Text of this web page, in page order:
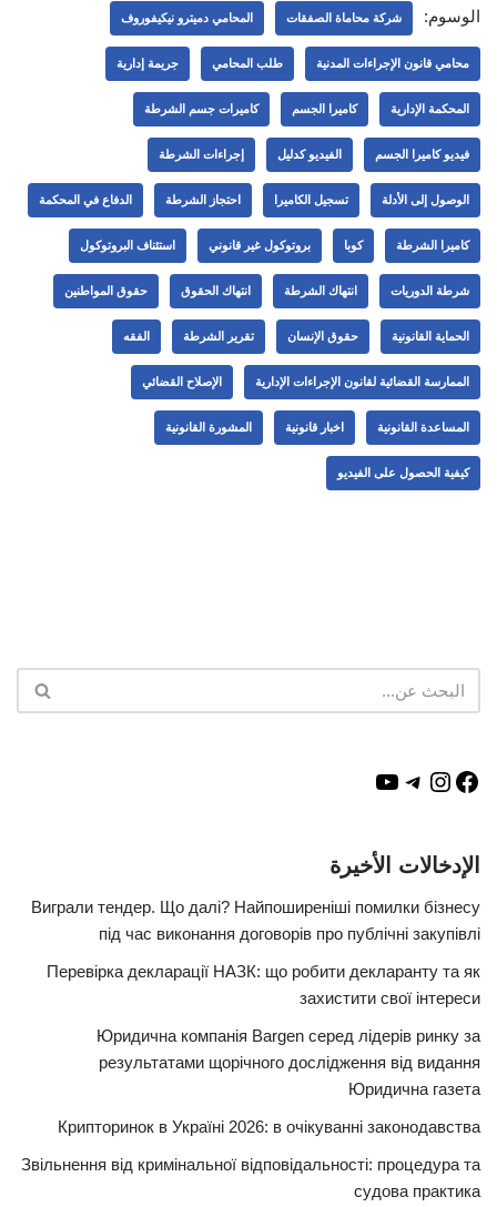
الوسوم: شركة محاماة الصفقات المحامي دميترو نيكيفوروف
محامي قانون الإجراءات المدنية طلب المحامي جريمة إدارية
المحكمة الإدارية كاميرا الجسم كاميرات جسم الشرطة
فيديو كاميرا الجسم الفيديو كدليل إجراءات الشرطة
الوصول إلى الأدلة تسجيل الكاميرا احتجاز الشرطة الدفاع في المحكمة
كاميرا الشرطة كوبا بروتوكول غير قانوني استئناف البروتوكول
شرطة الدوريات انتهاك الشرطة انتهاك الحقوق حقوق المواطنين
الحماية القانونية حقوق الإنسان تقرير الشرطة الفقه
الممارسة القضائية لقانون الإجراءات الإدارية الإصلاح القضائي
المساعدة القانونية اخبار قانونية المشورة القانونية
كيفية الحصول على الفيديو
الإدخالات الأخيرة
Виграли тендер. Що далі? Найпоширеніші помилки бізнесу
під час виконання договорів про публічні закупівлі
Перевірка декларації НАЗК: що робити декларанту та як
захистити свої інтереси
Юридична компанія Bargen серед лідерів ринку за
результатами щорічного дослідження від видання
Юридична газета
Крипторинок в Україні 2026: в очікуванні законодавства
Звільнення від кримінальної відповідальності: процедура та
судова практика